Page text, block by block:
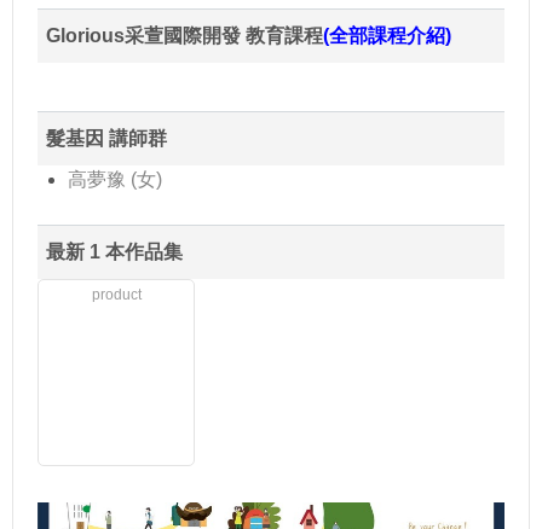
Glorious采萱國際開發 教育課程(全部課程介紹)
髮基因 講師群
高夢豫 (女)
最新 1 本作品集
product